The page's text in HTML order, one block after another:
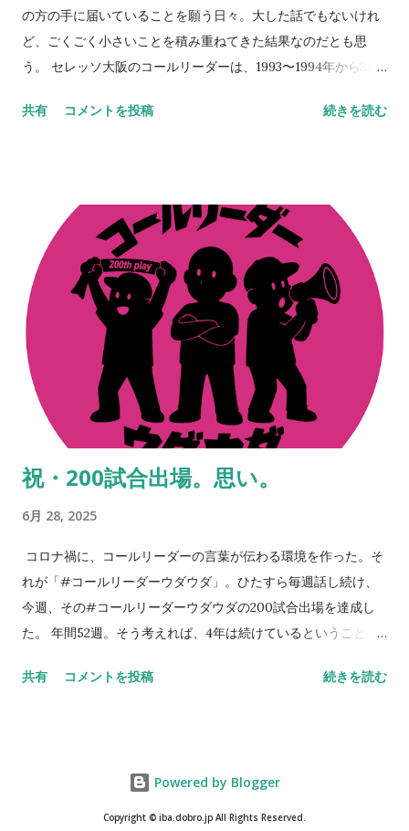
に関わる方々のKindleの片隅に「 朝、目覚めたら、そこにセレ
ッソライフが。 」を置いてくださることのほうが本当に嬉しく
思える。今も昔も次世代のために手を打っていくのが役目だ
の方の手に届いていることを願う日々。大した話でもないけれ
ど、ごくごく小さいことを積み重ねてきた結果なのだとも思
う。 セレッソ大阪のコールリーダーは、1993〜1994年から30
ゃ崩れない。セレッソ大阪は、Jリーグはそうやって成長してき
う。 ステッカーの画像をSNSでアップしてくれているのを見
る。ふと胸が熱くなる。やってきたことや、やり続けてきたこ
との全てが、正しいものではないことも重々理解をしているつ
もりだ。 だけどそれらは、決して間違ってもいなかったのだな
とも思えて、人間的なつながりに感謝してしまう日々。その輪
がここまで大きくなり、そしてここからも更に大きくなってい
くはずだ。 だから、続けられるだけ続けよう。昔ある人に言わ
れた言葉。「『継続は力なり』とか言うがあれは嘘や。ほんま
は『共に継続する仲間がいることは力なり』なんや」。これ、
まさに本質。 ※ステッカーはイバのところにも若干あるので、
もし手に入らなかった方は、スタジアムやお店などで見かけた
りますよね。 NEVER STOP,NEVER GIVE UP
共有 コメントを投稿 続きを読む
祝・200試合出場。思い。
6月 28, 2025
コロナ禍に、コールリーダーの言葉が伝わる環境を作った。そ
れが「#コールリーダーウダウダ」。ひたすら毎週話し続け、
今週、その#コールリーダーウダウダの200試合出場を達成し
た。 年間52週。そう考えれば、4年は続けているということ。
つつある。いや、忘れてはいけない。決して忘れてはいけない
思い。 「#コールリーダーウダウダ」をやっているとよくわか
る。セレッソ大阪のコールリーダーは、多くのものが継承され
共有 コメントを投稿 続きを読む
Powered by Blogger
Copyright © iba.dobro.jp All Rights Reserved.